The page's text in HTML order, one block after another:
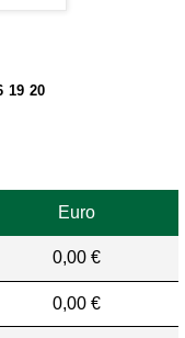
19 20
Euro
0,00 €
0,00 €